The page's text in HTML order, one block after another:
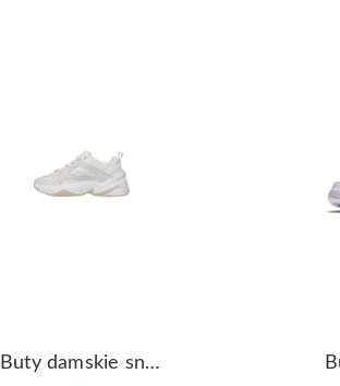
Buty damskie sneakersy Nike M2K Tekno AO3108-006